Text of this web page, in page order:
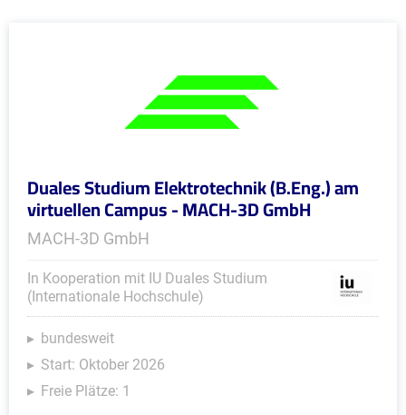
Duales Studium Elektrotechnik (B.Eng.) am
virtuellen Campus - MACH-3D GmbH
MACH-3D GmbH
In Kooperation mit IU Duales Studium
(Internationale Hochschule)
bundesweit
Start: Oktober 2026
Freie Plätze: 1